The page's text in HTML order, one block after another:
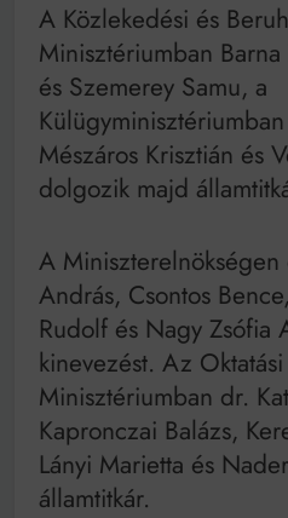
A Közlekedési és
Minisztériumban
és Szemerey Samu, a
Mészáros Krisztián és
dolgozik majd
A
András, Csontos
Rudolf és Nagy Zsófia
kinevezést. Az
Minisztériumban dr.
Kapronczai Balázs,
Lányi Marietta és
államtitkár.